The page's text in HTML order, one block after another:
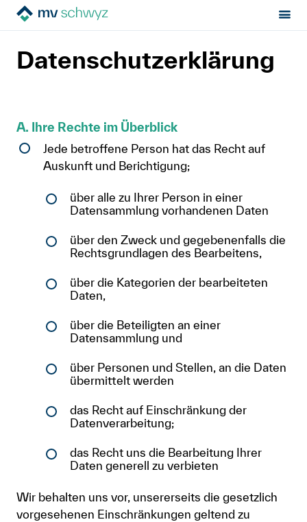
Politik & Positionen
Anmelden
Datenschutzerklärung
A. Ihre Rechte im Überblick
Jede betroffene Person hat das Recht auf
Auskunft und Berichtigung;
über alle zu Ihrer Person in einer
Datensammlung vorhandenen Daten
über den Zweck und gegebenenfalls die
Rechtsgrundlagen des Bearbeitens,
über die Kategorien der bearbeiteten
Daten,
über die Beteiligten an einer
Datensammlung und
über Personen und Stellen, an die Daten
übermittelt werden
das Recht auf Einschränkung der
Datenverarbeitung;
das Recht uns die Bearbeitung Ihrer
Daten generell zu verbieten
Wir behalten uns vor, unsererseits die gesetzlich
vorgesehenen Einschränkungen geltend zu